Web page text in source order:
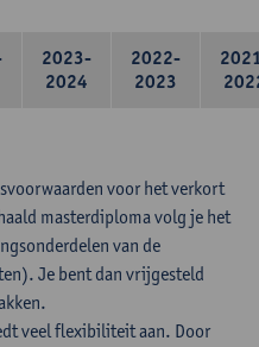
2023-
2024
2022-
2023
voor het verkort
masterdiploma volg je het
van de
Je bent dan vrijgesteld
veel flexibiliteit aan. Door